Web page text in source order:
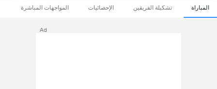
المباراة تشكيلة الفريقين الإحصائيات المواجهات المباشرة
Ad